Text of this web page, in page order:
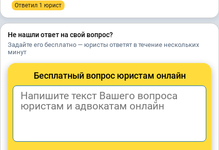
Ответил 1 юрист
Не нашли ответ на свой вопрос?
Задайте его бесплатно — юристы ответят в течение нескольких
минут
Бесплатный вопрос юристам онлайн